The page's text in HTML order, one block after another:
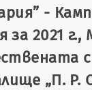
-
2021 г.,
„П. Р.